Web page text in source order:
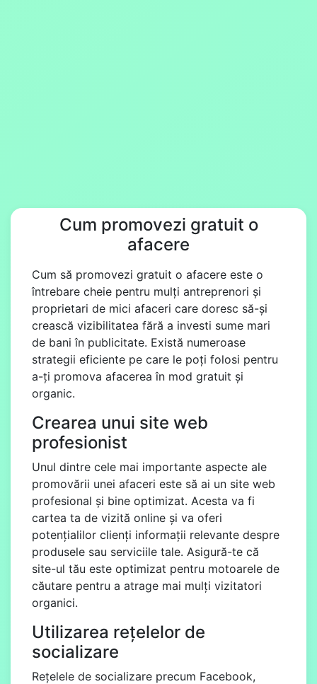
Cum promovezi gratuit o
afacere
Cum să promovezi gratuit o afacere este o
întrebare cheie pentru mulți antreprenori și
proprietari de mici afaceri care doresc să-și
crească vizibilitatea fără a investi sume mari
de bani în publicitate. Există numeroase
strategii eficiente pe care le poți folosi pentru
a-ți promova afacerea în mod gratuit și
organic.
Crearea unui site web
profesionist
Unul dintre cele mai importante aspecte ale
promovării unei afaceri este să ai un site web
profesional și bine optimizat. Acesta va fi
cartea ta de vizită online și va oferi
potențialilor clienți informații relevante despre
produsele sau serviciile tale. Asigură-te că
site-ul tău este optimizat pentru motoarele de
căutare pentru a atrage mai mulți vizitatori
organici.
Utilizarea rețelelor de
socializare
Rețelele de socializare precum Facebook,